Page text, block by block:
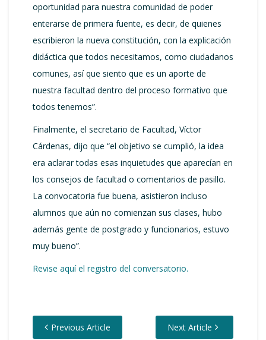
oportunidad para nuestra comunidad de poder
enterarse de primera fuente, es decir, de quienes
escribieron la nueva constitución, con la explicación
didáctica que todos necesitamos, como ciudadanos
comunes, así que siento que es un aporte de
nuestra facultad dentro del proceso formativo que
todos tenemos”.
Finalmente, el secretario de Facultad, Víctor
Cárdenas, dijo que “el objetivo se cumplió, la idea
era aclarar todas esas inquietudes que aparecían en
los consejos de facultad o comentarios de pasillo.
La convocatoria fue buena, asistieron incluso
alumnos que aún no comienzan sus clases, hubo
además gente de postgrado y funcionarios, estuvo
muy bueno”.
Revise aquí el registro del conversatorio.
Previous Article Next Article